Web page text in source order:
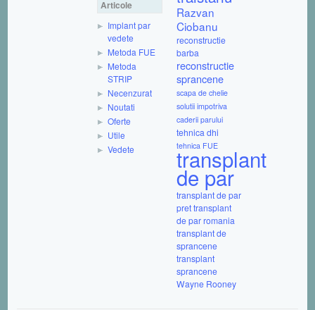
Articole
Implant par
vedete
Metoda FUE
Metoda
STRIP
Necenzurat
Noutati
Oferte
Utile
Vedete
Razvan
Ciobanu
reconstructie
barba
reconstructie
sprancene
scapa de chelie
solutii impotriva
caderii parului
tehnica dhi
tehnica FUE
transplant
de par
transplant de par
prettransplant
de par romania
transplant de
sprancene
transplant
sprancene
Wayne Rooney